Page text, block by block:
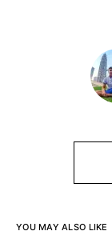
YOU MAY ALSO LIKE